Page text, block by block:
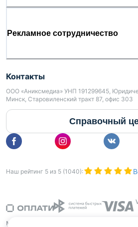
Рекламное сотрудничество
Контакты
ООО «Аниксмедиа» УНП 191299645,
Минск, Старовиленский тракт 87, офис 303
Справочный
Наш рейтинг 5 из 5 (1040):